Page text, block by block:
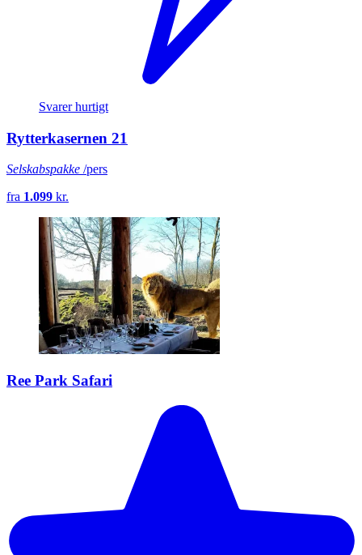
Svarer hurtigt
Rytterkasernen 21
Selskabspakke /pers
fra 1.099 kr.
Ree Park Safari